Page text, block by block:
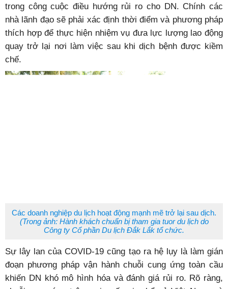
trong công cuộc điều hướng rủi ro cho DN. Chính các
nhà lãnh đạo sẽ phải xác định thời điểm và phương pháp
thích hợp để thực hiện nhiệm vụ đưa lực lượng lao động
quay trở lại nơi làm việc sau khi dịch bệnh được kiềm
chế.
Các doanh nghiệp du lịch hoạt động mạnh mẽ trở lại sau dịch.
(Trong ảnh: Hành khách chuẩn bị tham gia tuor du lịch do
Công ty Cổ phần Du lịch Đắk Lắk tổ chức.
Sự lây lan của COVID-19 cũng tạo ra hệ lụy là làm gián
đoạn phương pháp vận hành chuỗi cung ứng toàn cầu
khiến DN khó mô hình hóa và đánh giá rủi ro. Rõ ràng,